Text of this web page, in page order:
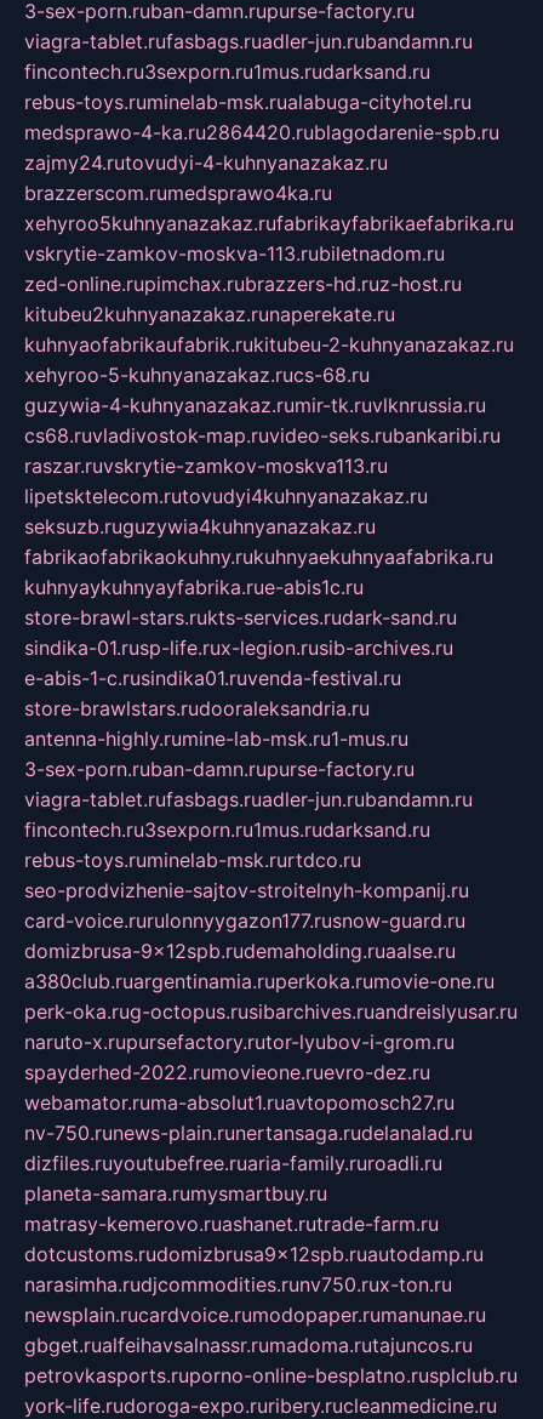
3-sex-porn.ruban-damn.rupurse-factory.ru
viagra-tablet.rufasbags.ruadler-jun.rubandamn.ru
fincontech.ru3sexporn.ru1mus.rudarksand.ru
rebus-toys.ruminelab-msk.rualabuga-cityhotel.ru
medsprawo-4-ka.ru2864420.rublagodarenie-spb.ru
zajmy24.rutovudyi-4-kuhnyanazakaz.ru
brazzerscom.rumedsprawo4ka.ru
xehyroo5kuhnyanazakaz.rufabrikayfabrikaefabrika.ru
vskrytie-zamkov-moskva-113.rubiletnadom.ru
zed-online.rupimchax.rubrazzers-hd.ruz-host.ru
kitubeu2kuhnyanazakaz.runaperekate.ru
kuhnyaofabrikaufabrik.rukitubeu-2-kuhnyanazakaz.ru
xehyroo-5-kuhnyanazakaz.rucs-68.ru
guzywia-4-kuhnyanazakaz.rumir-tk.ruvlknrussia.ru
cs68.ruvladivostok-map.ruvideo-seks.rubankaribi.ru
raszar.ruvskrytie-zamkov-moskva113.ru
lipetsktelecom.rutovudyi4kuhnyanazakaz.ru
seksuzb.ruguzywia4kuhnyanazakaz.ru
fabrikaofabrikaokuhny.rukuhnyaekuhnyaafabrika.ru
kuhnyaykuhnyayfabrika.rue-abis1c.ru
store-brawl-stars.rukts-services.rudark-sand.ru
sindika-01.rusp-life.rux-legion.rusib-archives.ru
e-abis-1-c.rusindika01.ruvenda-festival.ru
store-brawlstars.rudooraleksandria.ru
antenna-highly.rumine-lab-msk.ru1-mus.ru
3-sex-porn.ruban-damn.rupurse-factory.ru
viagra-tablet.rufasbags.ruadler-jun.rubandamn.ru
fincontech.ru3sexporn.ru1mus.rudarksand.ru
rebus-toys.ruminelab-msk.rurtdco.ru
seo-prodvizhenie-sajtov-stroitelnyh-kompanij.ru
card-voice.rurulonnyygazon177.rusnow-guard.ru
domizbrusa-9x12spb.rudemaholding.ruaalse.ru
a380club.ruargentinamia.ruperkoka.rumovie-one.ru
perk-oka.rug-octopus.rusibarchives.ruandreislyusar.ru
naruto-x.rupursefactory.rutor-lyubov-i-grom.ru
spayderhed-2022.rumovieone.ruevro-dez.ru
webamator.ruma-absolut1.ruavtopomosch27.ru
nv-750.runews-plain.runertansaga.rudelanalad.ru
dizfiles.ruyoutubefree.ruaria-family.ruroadli.ru
planeta-samara.rumysmartbuy.ru
matrasy-kemerovo.ruashanet.rutrade-farm.ru
dotcustoms.rudomizbrusa9x12spb.ruautodamp.ru
narasimha.rudjcommodities.runv750.rux-ton.ru
newsplain.rucardvoice.rumodopaper.rumanunae.ru
gbget.rualfeihavsalnassr.rumadoma.rutajuncos.ru
petrovkasports.ruporno-online-besplatno.rusplclub.ru
york-life.rudoroga-expo.ruribery.rucleanmedicine.ru